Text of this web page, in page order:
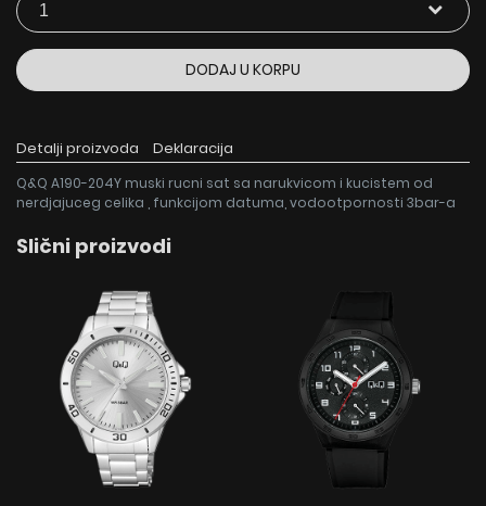
DODAJ U KORPU
Detalji proizvoda Deklaracija
Q&Q A190-204Y muski rucni sat sa narukvicom i kucistem od
nerdjajuceg celika , funkcijom datuma, vodootpornosti 3bar-a
Slični proizvodi